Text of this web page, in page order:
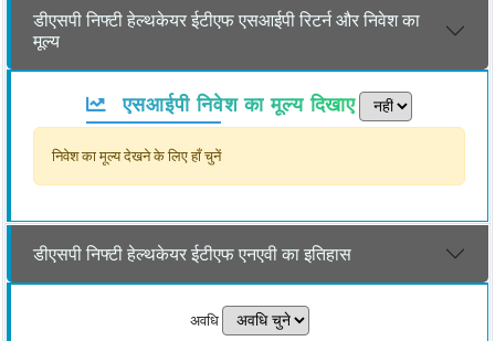
डीएसपी निफ्टी हेल्थकेयर ईटीएफ एसआईपी रिटर्न और निवेश का
मूल्य
एसआईपी निवेश का मूल्य दिखाए
निवेश का मूल्य देखने के लिए हाँ चुनें
डीएसपी निफ्टी हेल्थकेयर ईटीएफ एनएवी का इतिहास
अवधि